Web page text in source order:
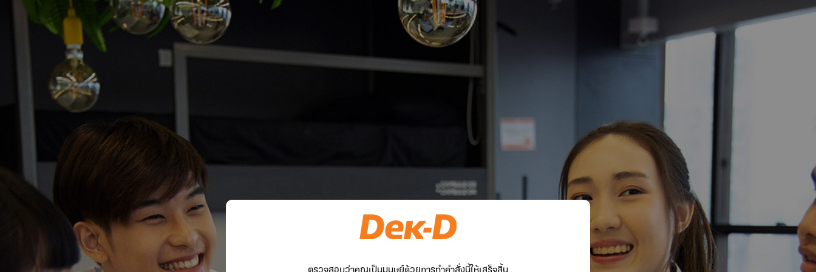
ตรวจสอบว่าคุณเป็นมนุษย์ด้วยการทำคำสั่งนี้ให้เสร็จสิ้น